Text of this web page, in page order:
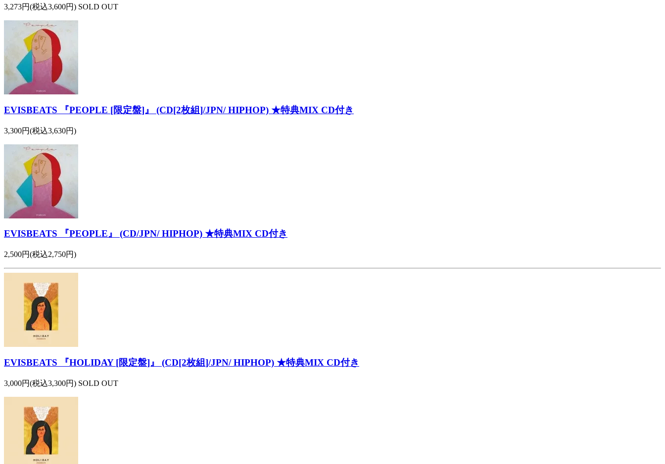
3,273円(税込3,600円) SOLD OUT
EVISBEATS 『PEOPLE [限定盤]』 (CD[2枚組]/JPN/ HIPHOP) ★特典MIX CD付き
3,300円(税込3,630円)
EVISBEATS 『PEOPLE』 (CD/JPN/ HIPHOP) ★特典MIX CD付き
2,500円(税込2,750円)
EVISBEATS 『HOLIDAY [限定盤]』 (CD[2枚組]/JPN/ HIPHOP) ★特典MIX CD付き
3,000円(税込3,300円) SOLD OUT